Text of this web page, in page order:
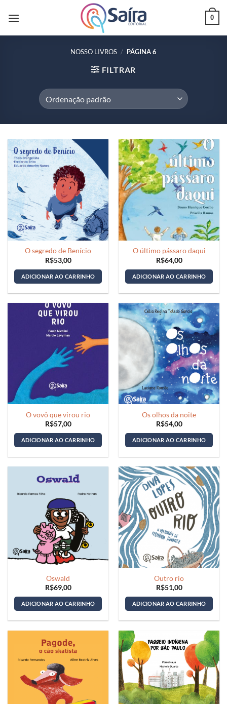
0
NOSSO LIVROS / PÁGINA 6
FILTRAR
O segredo de Benício
R$53,00
ADICIONAR AO CARRINHO
O último pássaro daqui
R$64,00
ADICIONAR AO CARRINHO
O vovô que virou rio
R$57,00
ADICIONAR AO CARRINHO
Os olhos da noite
R$54,00
ADICIONAR AO CARRINHO
Oswald
R$69,00
ADICIONAR AO CARRINHO
Outro rio
R$51,00
ADICIONAR AO CARRINHO